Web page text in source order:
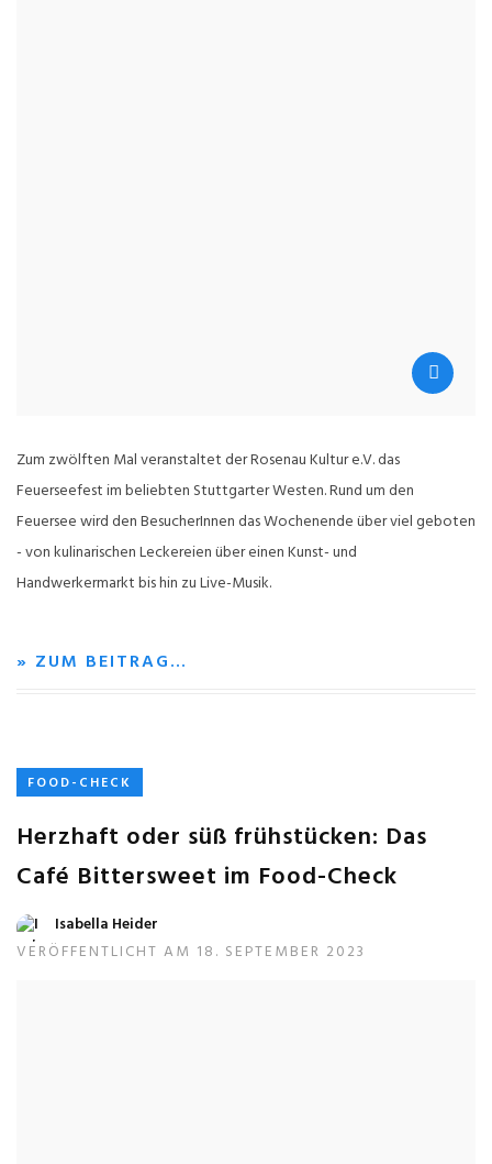
Zum zwölften Mal veranstaltet der Rosenau Kultur e.V. das
Feuerseefest im beliebten Stuttgarter Westen. Rund um den
Feuersee wird den BesucherInnen das Wochenende über viel geboten
- von kulinarischen Leckereien über einen Kunst- und
Handwerkermarkt bis hin zu Live-Musik.
» ZUM BEITRAG…
FOOD-CHECK
Herzhaft oder süß frühstücken: Das
Café Bittersweet im Food-Check
Isabella Heider
VERÖFFENTLICHT AM 18. SEPTEMBER 2023